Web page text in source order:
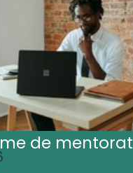
de mentorat